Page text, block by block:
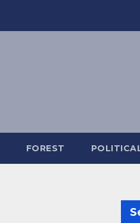
FOREST